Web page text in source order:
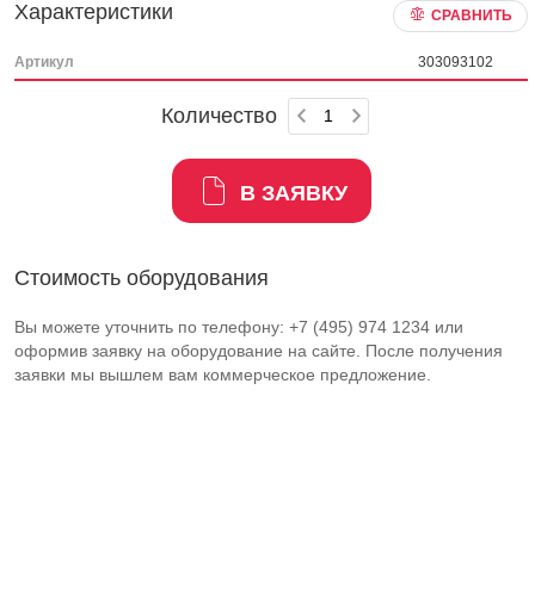
Характеристики СРАВНИТЬ
Артикул 303093102
Количество
В ЗАЯВКУ
Стоимость оборудования
Вы можете уточнить по телефону: +7 (495) 974 1234 или
оформив заявку на оборудование на сайте. После получения
заявки мы вышлем вам коммерческое предложение.